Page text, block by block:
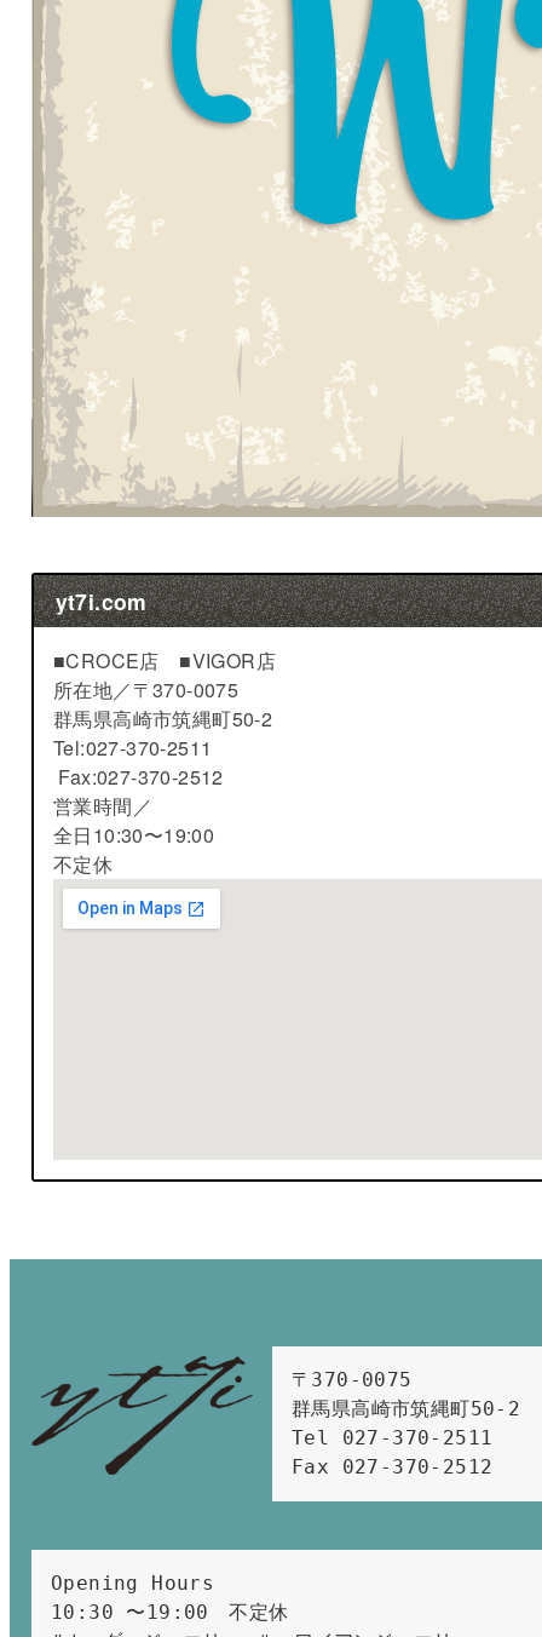
yt7i.com
■CROCE店 ■VIGOR店
所在地／〒370-0075
群馬県高崎市筑縄町50-2
Tel:027-370-2511
Fax:027-370-2512
営業時間／
全日10:30〜19:00
不定休
〒370-0075
群馬県高崎市筑縄町50-2
Tel 027-370-2511
Fax 027-370-2512
Opening Hours
10:30 〜19:00　不定休